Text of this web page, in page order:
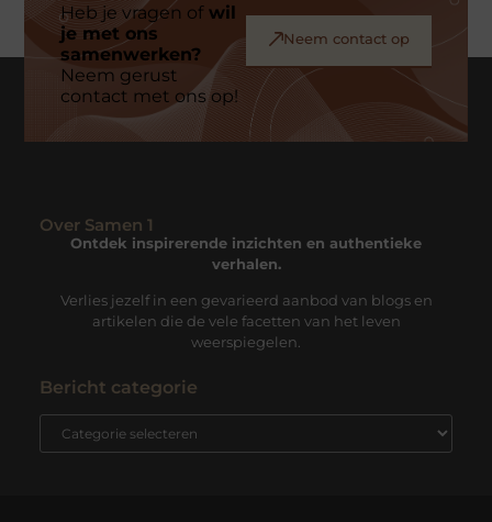
Heb je vragen ofwil
je met ons
samenwerken?
Neem gerust
contact met ons op!
Neem contact op
Over Samen 1
Ontdek inspirerende inzichten en authentieke
verhalen.
Verlies jezelf in een gevarieerd aanbod van blogs en
artikelen die de vele facetten van het leven
weerspiegelen.
Bericht categorie